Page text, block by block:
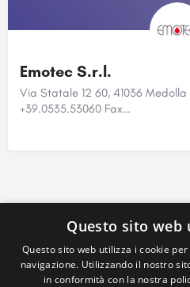
Emotec S.r.l.
Via Statale 12 60, 41036 Medolla
+39.0535.53060 Fax…
Questo sito web
Questo sito web utilizza i cookie
navigazione. Utilizzando il nostro
in conformità con la nostra